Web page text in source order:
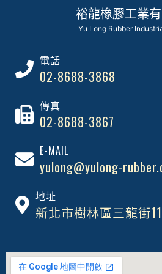
裕龍橡膠工業
Yu Long Rubber
電話
02-8688-3868
傳真
02-8688-3867
E-MAIL
yulong@yulong-
地址
新北市樹林區三龍街